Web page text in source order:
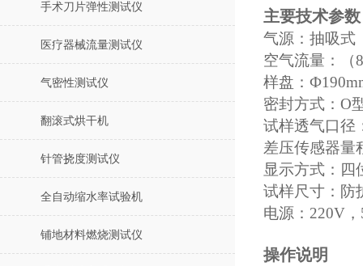
手术刀片弹性测试仪
医疗器械流量测试仪
气密性测试仪
翻滚式烘干机
针管挠度测试仪
全自动缩水率试验机
铺地材料燃烧测试仪
主要技术参数
气源：抽吸式
空气流量：（
样盘：
密封方式： O
试样透气口径
差压传感器量
显示方式：四
试样尺寸：防
电源： 220V ，
操作说明